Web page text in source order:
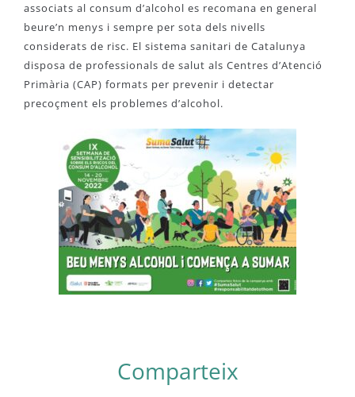
associats al consum d’alcohol es recomana en general
beure’n menys i sempre per sota dels nivells
considerats de risc. El sistema sanitari de Catalunya
disposa de professionals de salut als Centres d’Atenció
Primària (CAP) formats per prevenir i detectar
precoçment els problemes d’alcohol.
Comparteix